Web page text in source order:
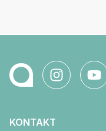
KONTAKT